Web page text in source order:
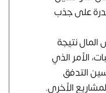
على جذب
المال نتيجة
الأمر الذي
التدفق
الأخرى.